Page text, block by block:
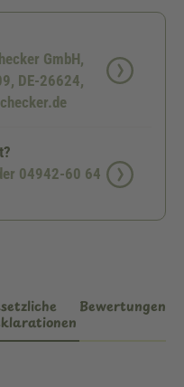
GmbH,
DE-26624,
04942-60 64
Bewertungen